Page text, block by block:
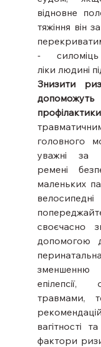
відновне
тяжіння він
-
ліки людині
Знизити
головного
уважні за
ремені
маленьких
своєчасно
допомогою
зменшенню
травмами,
вагітності
фактори